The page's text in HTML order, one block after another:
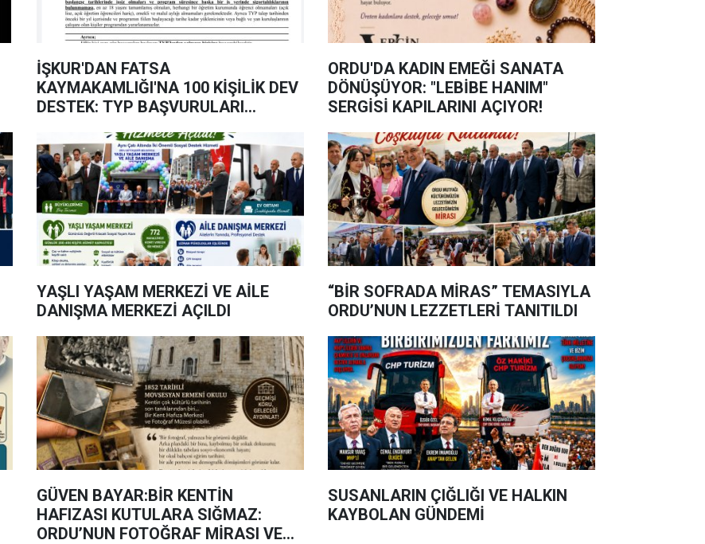
İŞKUR'DAN FATSA
KAYMAKAMLIĞI'NA 100 KİŞİLİK DEV
DESTEK: TYP BAŞVURULARI
ORDU'DA KADIN EMEĞİ SANATA
DÖNÜŞÜYOR: "LEBİBE HANIM"
SERGİSİ KAPILARINI AÇIYOR!
YAŞLI YAŞAM MERKEZİ VE AİLE
DANIŞMA MERKEZİ AÇILDI
“BİR SOFRADA MİRAS” TEMASIYLA
ORDU’NUN LEZZETLERİ TANITILDI
GÜVEN BAYAR:BİR KENTİN
HAFIZASI KUTULARA SIĞMAZ:
ORDU’NUN FOTOĞRAF MİRASI VE
SUSANLARIN ÇIĞLIĞI VE HALKIN
KAYBOLAN GÜNDEMİ